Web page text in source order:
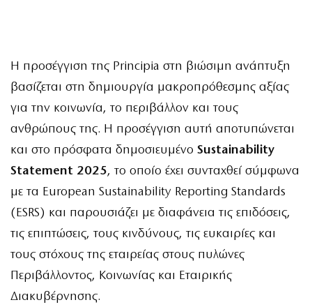
Η προσέγγιση της Principia στη βιώσιμη ανάπτυξη
βασίζεται στη δημιουργία μακροπρόθεσμης αξίας
για την κοινωνία, το περιβάλλον και τους
ανθρώπους της. Η προσέγγιση αυτή αποτυπώνεται
και στο πρόσφατα δημοσιευμένο Sustainability
Statement 2025, το οποίο έχει συνταχθεί σύμφωνα
με τα European Sustainability Reporting Standards
(ESRS) και παρουσιάζει με διαφάνεια τις επιδόσεις,
τις επιπτώσεις, τους κινδύνους, τις ευκαιρίες και
τους στόχους της εταιρείας στους πυλώνες
Περιβάλλοντος, Κοινωνίας και Εταιρικής
Διακυβέρνησης.